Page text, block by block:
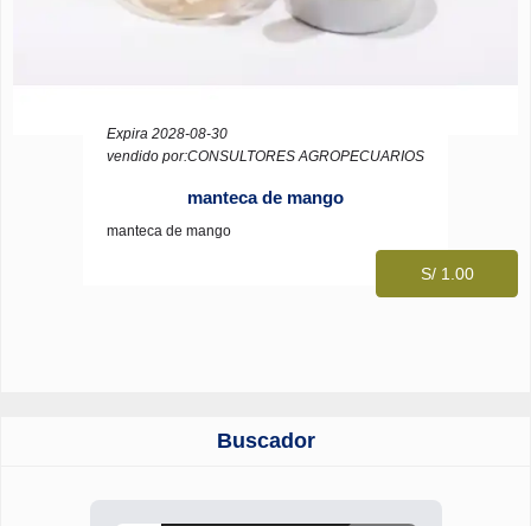
Expira 2028-08-30
vendido por:CONSULTORES AGROPECUARIOS
manteca de mango
manteca de mango
S/ 1.00
Buscador